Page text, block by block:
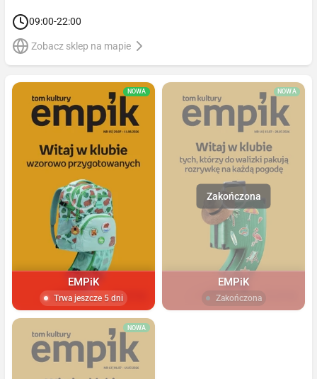
09:00-22:00
Zobacz sklep na mapie
NOWA
EMPiK
Trwa jeszcze 5 dni
NOWA
EMPiK
Zakończona
NOWA